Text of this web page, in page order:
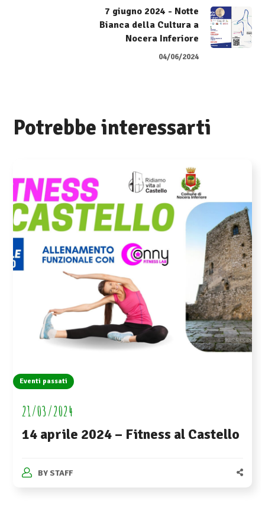
7 giugno 2024 - Notte
Bianca della Cultura a
Nocera Inferiore
04/06/2024
Potrebbe interessarti
Eventi passati
21/03/2024
14 aprile 2024 – Fitness al Castello
BY STAFF